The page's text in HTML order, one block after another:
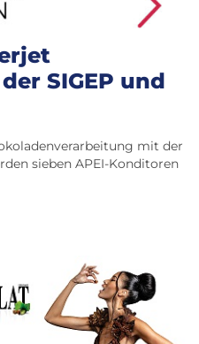
SIGEP und
mit der
sieben APEI-Konditoren